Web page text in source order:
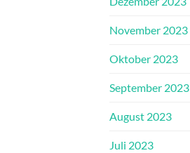
November 2023
Oktober 2023
September 2023
August 2023
Juli 2023